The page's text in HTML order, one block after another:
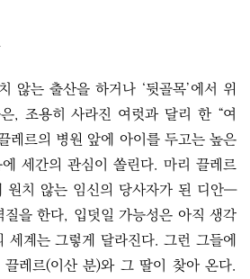
않는 출산을 하거나 ‘뒷골목’에서 위
, 조용히 사라진 여럿과 달리 한 “여
레르의 병원 앞에 아이를 두고는 높은
세간의 관심이 쏠린다. 마리 끌레르
원치 않는 임신의 당사자가 된 디안―
을 한다, 입덧일 가능성은 아직 생각
계는 그렇게 달라진다. 그런 그들에
레르(이산 분)와 그 딸이 찾아 온다.